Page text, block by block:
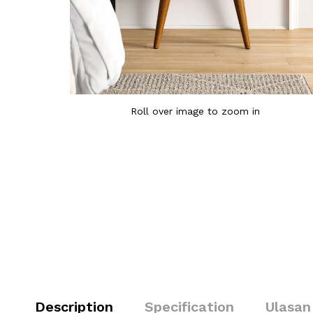
Roll over image to zoom in
Description Specification